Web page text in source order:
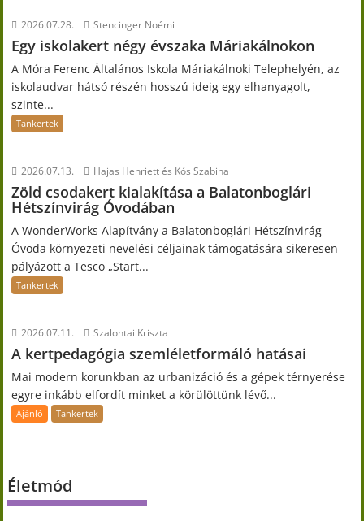
2026.07.28. Stencinger Noémi
Egy iskolakert négy évszaka Máriakálnokon
A Móra Ferenc Általános Iskola Máriakálnoki Telephelyén, az
iskolaudvar hátsó részén hosszú ideig egy elhanyagolt,
szinte...
Tankertek
2026.07.13. Hajas Henriett és Kós Szabina
Zöld csodakert kialakítása a Balatonboglári
Hétszínvirág Óvodában
A WonderWorks Alapítvány a Balatonboglári Hétszínvirág
Óvoda környezeti nevelési céljainak támogatására sikeresen
pályázott a Tesco „Start...
Tankertek
2026.07.11. Szalontai Kriszta
A kertpedagógia szemléletformáló hatásai
Mai modern korunkban az urbanizáció és a gépek térnyerése
egyre inkább elfordít minket a körülöttünk lévő...
Ajánló Tankertek
Életmód